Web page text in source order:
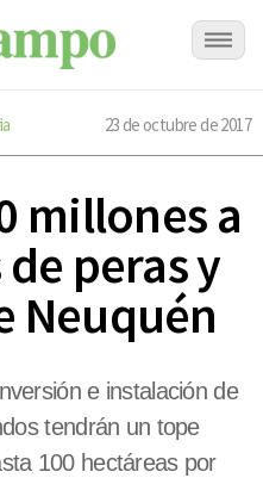
23 de octubre de 2017
millones a
peras y
Neuquén
e instalación de
tendrán un tope
100 hectáreas por